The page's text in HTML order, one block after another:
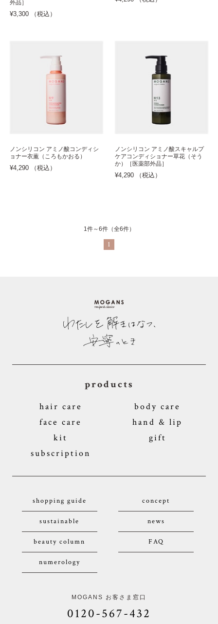
外品］
¥3,300 （税込）
ノンシリコン アミノ酸コンディシ
ョナー衣薫（ころもかおる）
¥4,290 （税込）
ノンシリコン アミノ酸スキャルプ
ケアコンディショナー草花（そう
か）［医薬部外品］
¥4,290 （税込）
1件～6件（全6件）
1
products
hair care
body care
face care
hand & lip
kit
gift
subscription
shopping guide concept
sustainable news
beauty column FAQ
numerology
MOGANS お客さま窓口
0120-567-432